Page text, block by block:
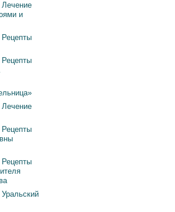
Лечение
и
Рецепты
Рецепты
Лечение
Рецепты
Рецепты